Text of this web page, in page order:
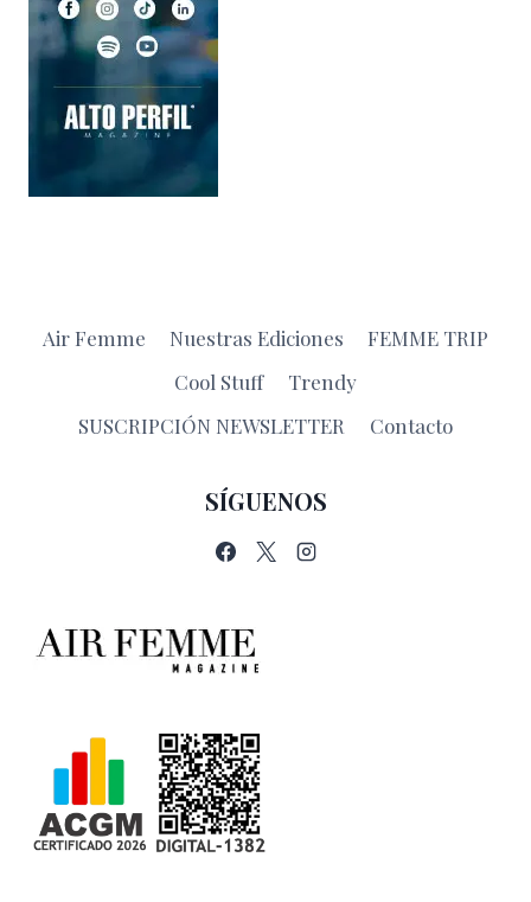
Air Femme Nuestras Ediciones
FEMME TRIP
Cool Stuff
Trendy
SUSCRIPCIÓN NEWSLETTER
Contacto
SÍGUENOS